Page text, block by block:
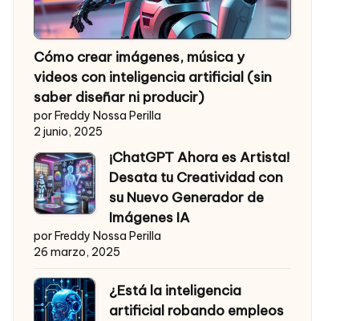
Cómo crear imágenes, música y
videos con inteligencia artificial (sin
saber diseñar ni producir)
por Freddy Nossa Perilla
2 junio, 2025
¡ChatGPT Ahora es Artista!
Desata tu Creatividad con
su Nuevo Generador de
Imágenes IA
por Freddy Nossa Perilla
26 marzo, 2025
¿Está la inteligencia
artificial robando empleos